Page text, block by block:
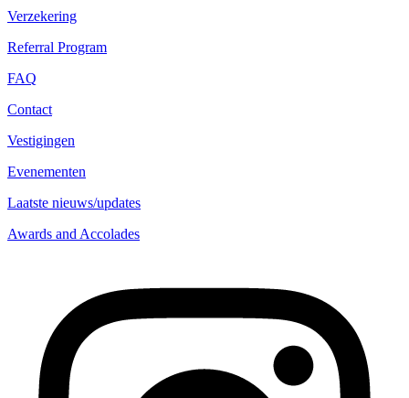
Verzekering
Referral Program
FAQ
Contact
Vestigingen
Evenementen
Laatste nieuws/updates
Awards and Accolades